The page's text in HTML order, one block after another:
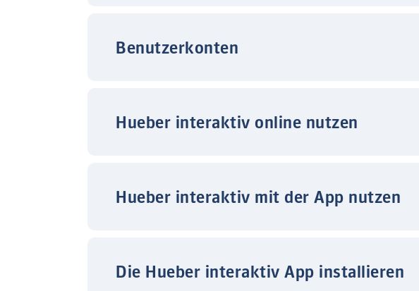
Benutzerkonten
Hueber interaktiv online nutzen
Hueber interaktiv mit der App nutzen
Die Hueber interaktiv App installieren